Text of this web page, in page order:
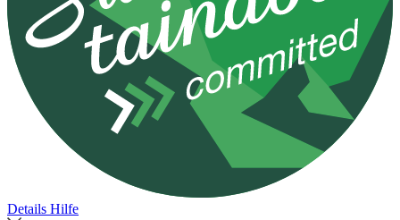
Details Hilfe